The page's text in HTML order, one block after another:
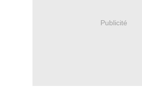
Publicité